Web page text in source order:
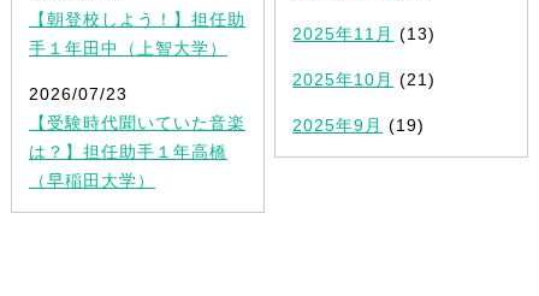
【朝登校しよう！】担任助
手１年田中（上智大学）
2026/07/23
【受験時代聞いていた音楽
は？】担任助手１年高橋
（早稲田大学）
2025年11月 (13)
2025年10月 (21)
2025年9月 (19)